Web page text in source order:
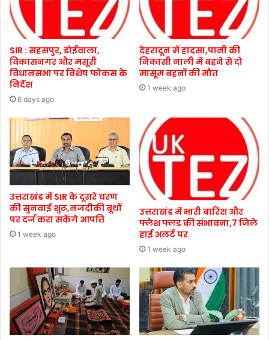
SIR : सहसपुर, डोईवाला,
विकासनगर और मसूरी
विधानसभा पर विशेष फोकस के
निर्देश
6 days ago
देहरादून में हादसा,पानी की
निकासी नाली में बहने से दो
मासूम बहनों की मौत
1 week ago
उत्तराखंड में SIR के दूसरे चरण
की सुनवाई शुरू,नजदीकी बूथों
पर दर्ज करा सकेंगे आपत्ति
1 week ago
उत्तराखंड में भारी बारिश और
फ्लैश फ्लड की संभावना,7 जिले
हाई अलर्ट पर
1 week ago